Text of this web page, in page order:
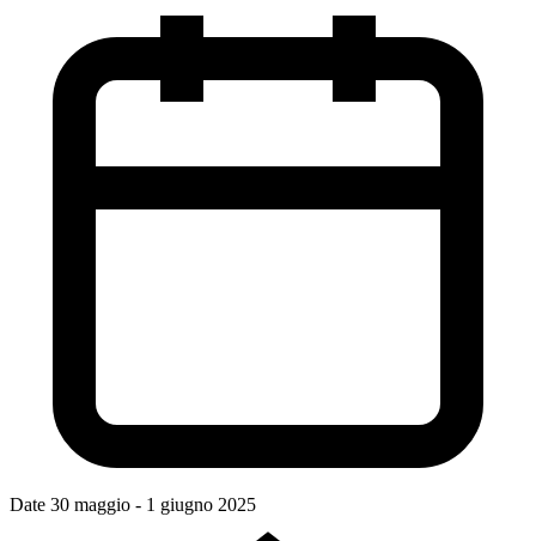
Date 30 maggio - 1 giugno 2025